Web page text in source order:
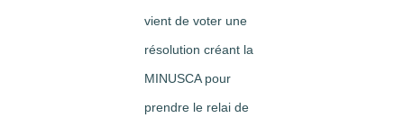
vient de voter une
résolution créant la
MINUSCA pour
prendre le relai de